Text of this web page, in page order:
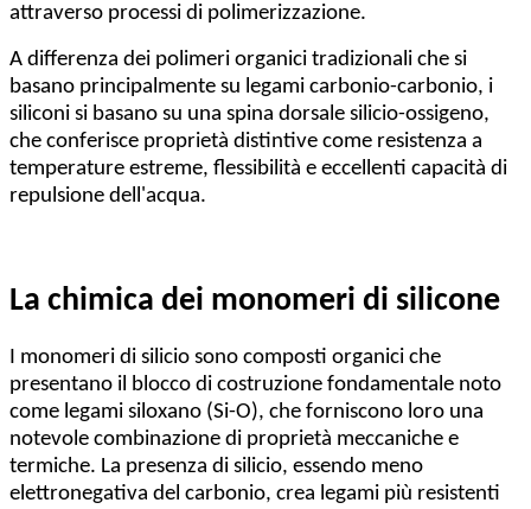
attraverso processi di polimerizzazione.
A differenza dei polimeri organici tradizionali che si
basano principalmente su legami carbonio-carbonio, i
siliconi si basano su una spina dorsale silicio-ossigeno,
che conferisce proprietà distintive come resistenza a
temperature estreme, flessibilità e eccellenti capacità di
repulsione dell'acqua.
La chimica dei monomeri di silicone
I monomeri di silicio sono composti organici che
presentano il blocco di costruzione fondamentale noto
come legami siloxano (Si-O), che forniscono loro una
notevole combinazione di proprietà meccaniche e
termiche. La presenza di silicio, essendo meno
elettronegativa del carbonio, crea legami più resistenti